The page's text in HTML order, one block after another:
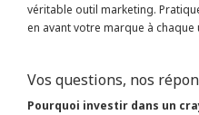
véritable outil marketing.
en avant votre marque à chaque
Vos questions, nos
Pourquoi investir dans un